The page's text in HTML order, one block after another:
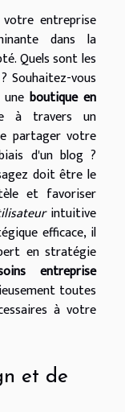
entreprise
dans la
Quels sont les
Souhaitez-vous
boutique en
à travers un
partager votre
d'un blog ?
doit être le
et favoriser
intuitive
efficace, il
en stratégie
entreprise
toutes
à votre
et de